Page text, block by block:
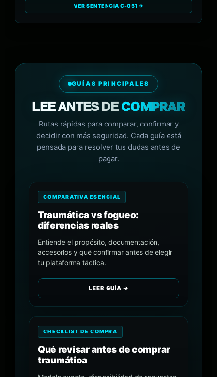
VER SENTENCIA C-051 ➔
GUÍAS PRINCIPALES
LEE ANTES DECOMPRAR
Rutas rápidas para comparar, confirmar y
decidir con más seguridad. Cada guía está
pensada para resolver tus dudas antes de
pagar.
COMPARATIVA ESENCIAL
Traumática vs fogueo:
diferencias reales
Entiende el propósito, documentación,
accesorios y qué confirmar antes de elegir
tu plataforma táctica.
LEER GUÍA ➔
CHECKLIST DE COMPRA
Qué revisar antes de comprar
traumática